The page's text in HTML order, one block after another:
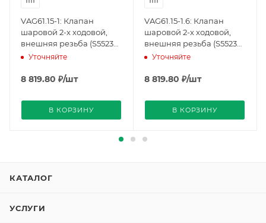
VAG61.15-1: Клапан
шаровой 2-х ходовой,
внешняя резьба (S55230-
V100), Siemens
Уточняйте
8 819.80 ₽/шт
В КОРЗИНУ
VAG61.15-1.6: Клапан
шаровой 2-х ходовой,
внешняя резьба (S55230-
V101), Siemens
Уточняйте
8 819.80 ₽/шт
В КОРЗИНУ
КАТАЛОГ
УСЛУГИ